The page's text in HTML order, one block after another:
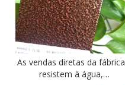
As vendas diretas da fábrica
resistem à água,